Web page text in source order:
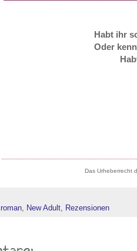
Habt ihr
Oder
Das Urheberrecht
, New Adult, Rezensionen